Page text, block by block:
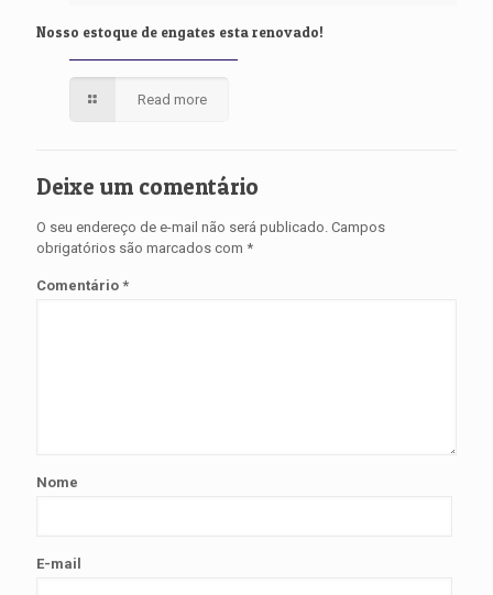
Nosso estoque de engates esta renovado!
Read more
Deixe um comentário
O seu endereço de e-mail não será publicado. Campos
obrigatórios são marcados com *
Comentário *
Nome
E-mail